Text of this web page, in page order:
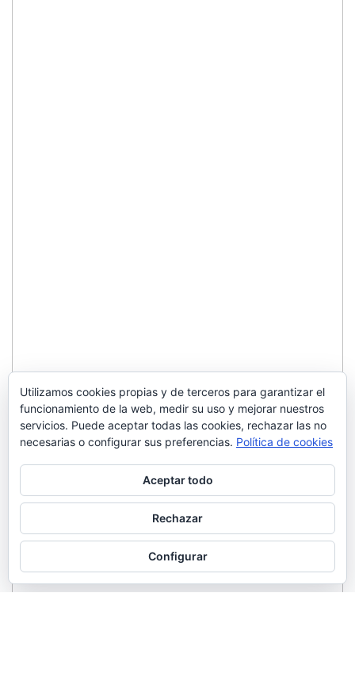
Utilizamos cookies propias y de terceros para garantizar el
funcionamiento de la web, medir su uso y mejorar nuestros
servicios. Puede aceptar todas las cookies, rechazar las no
necesarias o configurar sus preferencias. Política de cookies
Aceptar todo
Rechazar
Configurar